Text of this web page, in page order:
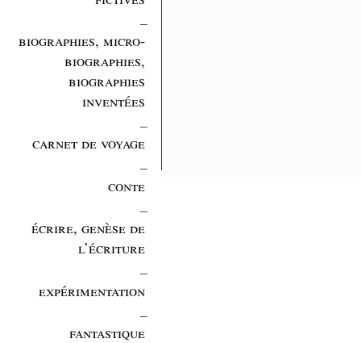
biographies, micro-
biographies,
biographies
inventées
carnet de voyage
conte
écrire, genèse de
l’écriture
expérimentation
fantastique